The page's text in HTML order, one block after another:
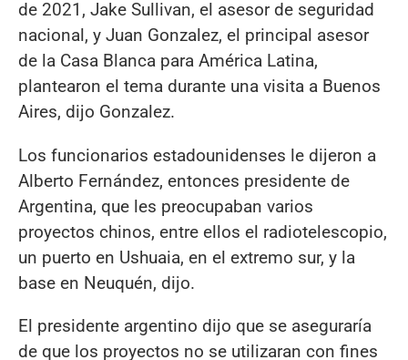
de 2021, Jake Sullivan, el asesor de seguridad
nacional, y Juan Gonzalez, el principal asesor
de la Casa Blanca para América Latina,
plantearon el tema durante una visita a Buenos
Aires, dijo Gonzalez.
Los funcionarios estadounidenses le dijeron a
Alberto Fernández, entonces presidente de
Argentina, que les preocupaban varios
proyectos chinos, entre ellos el radiotelescopio,
un puerto en Ushuaia, en el extremo sur, y la
base en Neuquén, dijo.
El presidente argentino dijo que se aseguraría
de que los proyectos no se utilizaran con fines